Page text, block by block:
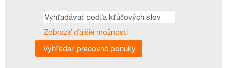
Zobraziť ďalšie možnosti